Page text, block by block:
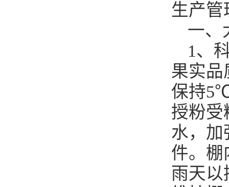
生产管
一、
1、
果实
保持
授粉受
水，加
件。棚
雨天以